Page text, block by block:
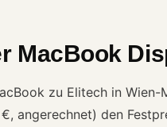
MacBook
zu Elitech in
angerechnet) den